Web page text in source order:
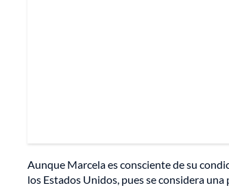
Aunque Marcela es consciente de su
los Estados Unidos, pues se considera